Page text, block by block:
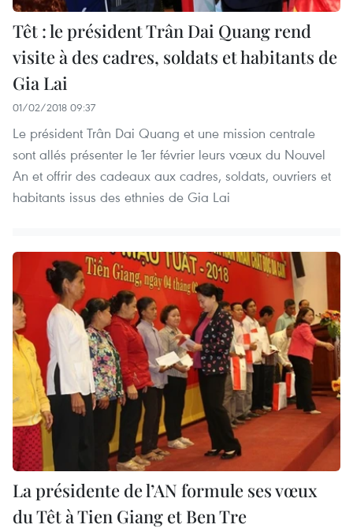
Têt : le président Trân Dai Quang rend
visite à des cadres, soldats et habitants de
Gia Lai
01/02/2018 09:37
Le président Trân Dai Quang et une mission centrale
sont allés présenter le 1er février leurs vœux du Nouvel
An et offrir des cadeaux aux cadres, soldats, ouvriers et
habitants issus des ethnies de Gia Lai
La présidente de l’AN formule ses vœux
du Têt à Tien Giang et Ben Tre